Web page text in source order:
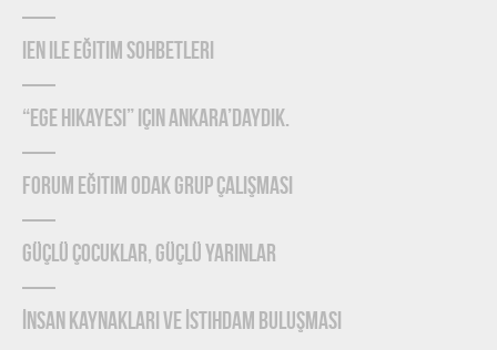
IEN ile Eğitim Sohbetleri
“Ege Hikayesi” için Ankara’daydık.
Forum Eğitim Odak Grup Çalışması
Güçlü Çocuklar, Güçlü Yarınlar
İnsan Kaynakları ve İstihdam Buluşması